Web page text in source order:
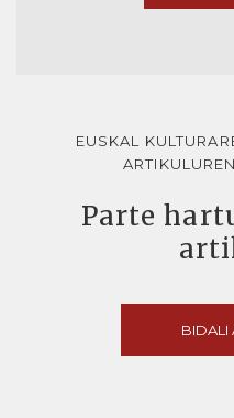
EUSKAL
Parte
BIDALI